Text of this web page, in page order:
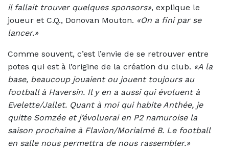
il fallait trouver quelques sponsors», explique le
joueur et C.Q., Donovan Mouton. «On a fini par se
lancer.»
Comme souvent, c’est l’envie de se retrouver entre
potes qui est à l’origine de la création du club. «A la
base, beaucoup jouaient ou jouent toujours au
football à Haversin. Il y en a aussi qui évoluent à
Evelette/Jallet. Quant à moi qui habite Anthée, je
quitte Somzée et j’évoluerai en P2 namuroise la
saison prochaine à Flavion/Morialmé B. Le football
en salle nous permettra de nous rassembler.»